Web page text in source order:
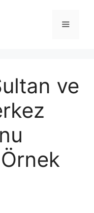
Menü
ve